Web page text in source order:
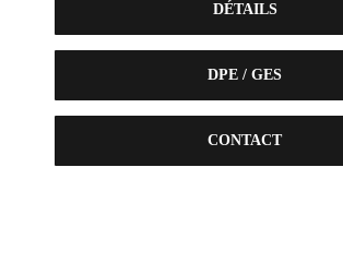
DÉTAILS
DPE / GES
CONTACT